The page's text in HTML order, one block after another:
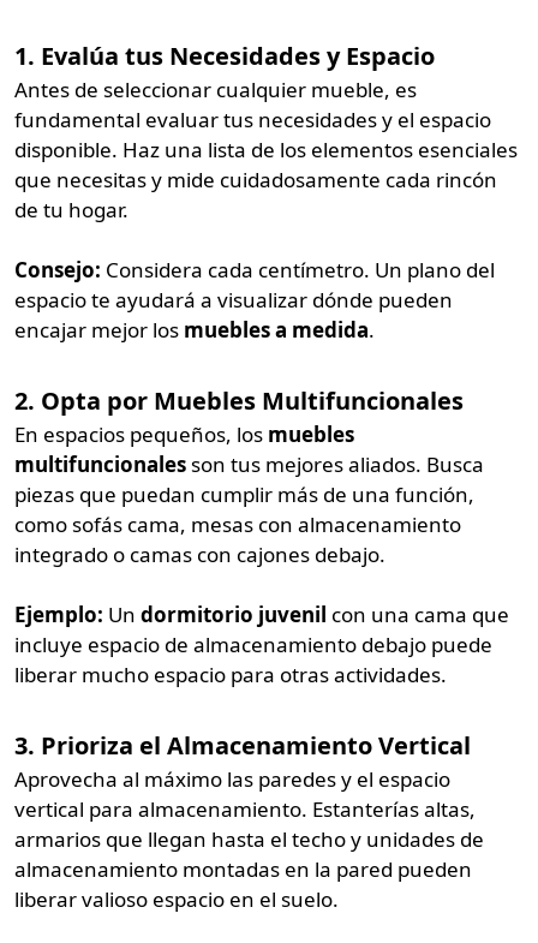
1. Evalúa tus Necesidades y Espacio
Antes de seleccionar cualquier mueble, es
fundamental evaluar tus necesidades y el espacio
disponible. Haz una lista de los elementos esenciales
que necesitas y mide cuidadosamente cada rincón
de tu hogar.
Consejo: Considera cada centímetro. Un plano del
espacio te ayudará a visualizar dónde pueden
encajar mejor los muebles a medida.
2. Opta por Muebles Multifuncionales
En espacios pequeños, los muebles
multifuncionalesson tus mejores aliados. Busca
piezas que puedan cumplir más de una función,
como sofás cama, mesas con almacenamiento
integrado o camas con cajones debajo.
Ejemplo: Un dormitorio juvenil con una cama que
incluye espacio de almacenamiento debajo puede
liberar mucho espacio para otras actividades.
3. Prioriza el Almacenamiento Vertical
Aprovecha al máximo las paredes y el espacio
vertical para almacenamiento. Estanterías altas,
armarios que llegan hasta el techo y unidades de
almacenamiento montadas en la pared pueden
liberar valioso espacio en el suelo.